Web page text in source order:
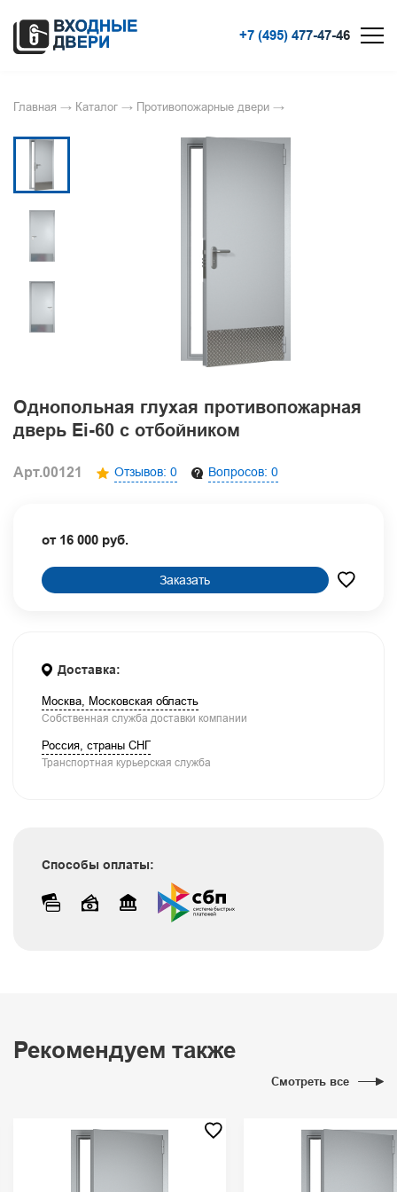
+7 (495) 477-47-46
Главная → Каталог → Противопожарные двери →
Однопольная глухая противопожарная
дверь Ei-60 с отбойником
Арт.00121 Отзывов: 0 Вопросов: 0
от 16 000 руб.
Заказать
Доставка:
Москва, Московская область
Собственная служба доставки компании
Россия, страны СНГ
Транспортная курьерская служба
Способы оплаты:
Рекомендуем также
Смотреть все